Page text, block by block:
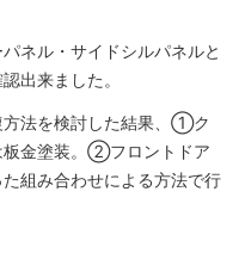
ネル・サイドシルパネルと
出来ました。
方法を検討した結果、①ク
板金塗装。②フロントドア
組み合わせによる方法で行